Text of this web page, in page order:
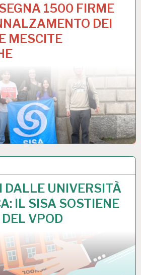
1500 FIRME
DEI
MESCITE
DALLE UNIVERSITÀ
IL SISA SOSTIENE
DEL VPOD